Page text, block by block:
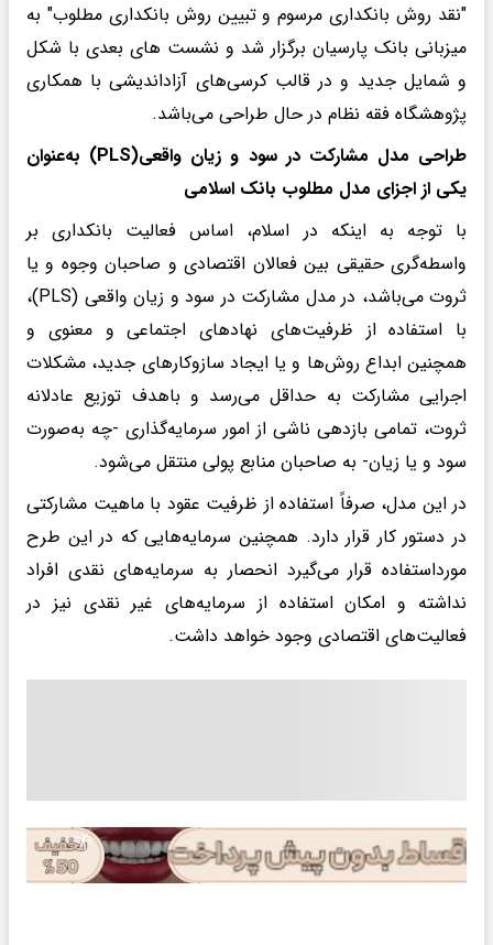
"نقد روش بانکداری مرسوم و تبیین روش بانکداری مطلوب" به
میزبانی بانک پارسیان برگزار شد و نشست های بعدی با شکل
و شمایل جدید و در قالب کرسی‌های آزاداندیشی با همکاری
پژوهشگاه فقه نظام در حال طراحی می‌باشد.
طراحی مدل مشارکت در سود و زیان واقعی(PLS) به‌عنوان
یکی از اجزای مدل مطلوب بانک اسلامی
با توجه به اینکه در اسلام، اساس فعالیت بانکداری بر
واسطه‌گری حقیقی بین فعالان اقتصادی و صاحبان وجوه و یا
ثروت می‌باشد، در مدل مشارکت در سود و زیان واقعی (PLS)،
با استفاده از ظرفیت‌های نهادهای اجتماعی و معنوی و
همچنین ابداع روش‌ها و یا ایجاد سازوکارهای جدید، مشکلات
اجرایی مشارکت به حداقل می‌رسد و باهدف توزیع عادلانه
ثروت، تمامی بازدهی ناشی از امور سرمایه‌گذاری -چه به‌صورت
سود و یا زیان- به صاحبان منابع پولی منتقل می‌شود.
در این مدل، صرفاً استفاده از ظرفیت عقود با ماهیت مشارکتی
در دستور کار قرار دارد. همچنین سرمایه‌هایی که در این طرح
مورداستفاده قرار می‌گیرد انحصار به سرمایه‌های نقدی افراد
نداشته و امکان استفاده از سرمایه‌های غیر نقدی نیز در
فعالیت‌های اقتصادی وجود خواهد داشت.